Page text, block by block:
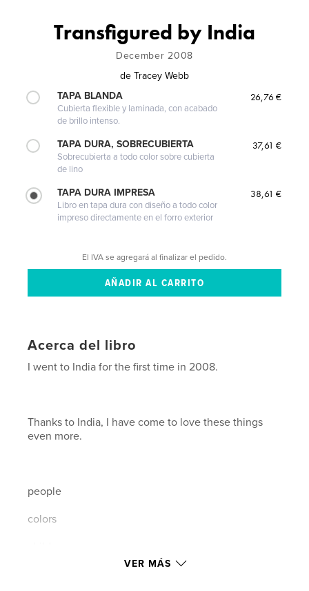
Transfigured by India
December 2008
de Tracey Webb
TAPA BLANDA
Cubierta flexible y laminada, con acabado
de brillo intenso.
26,76 €
TAPA DURA, SOBRECUBIERTA
Sobrecubierta a todo color sobre cubierta
de lino
37,61 €
TAPA DURA IMPRESA
Libro en tapa dura con diseño a todo color
impreso directamente en el forro exterior
38,61 €
El IVA se agregará al finalizar el pedido.
Acerca del libro
I went to India for the first time in 2008.
Thanks to India, I have come to love these things
even more.
people
colors
VER MÁS